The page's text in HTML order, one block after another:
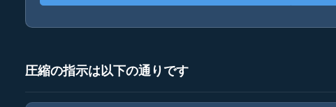
圧縮の指示は以下の通りです